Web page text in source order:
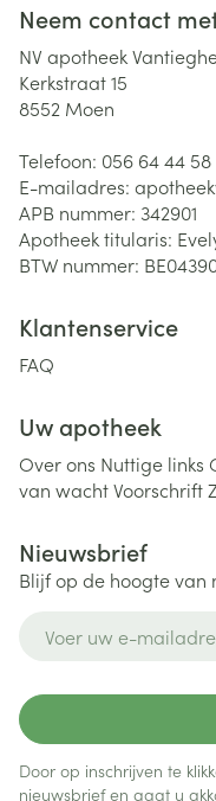
Neem contact
NV apotheek
Kerkstraat 15
8552 Moen
Telefoon: 056 64 44 58
E-mailadres:
APB nummer: 342901
Apotheek titularis:
BTW nummer:
Klantenservice
FAQ
Uw apotheek
Over ons Nuttige links
van wachtVoorschrift
Nieuwsbrief
Blijf op de hoogte van
Door op inschrijven te
nieuwsbrief en gaat u